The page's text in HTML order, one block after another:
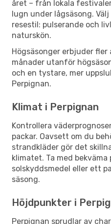
året – från lokala
lugn under lågsäsong.
resestil: pulserande och
naturskön.
Högsäsonger erbjuder
månader utanför
och en tystare, mer
Perpignan.
Klimat i Perpignan
Kontrollera
packar. Oavsett om du
strandkläder gör det
klimatet. Ta med bekväma
solskyddsmedel eller ett
säsong.
Höjdpunkter i
Perpignan sprudlar av